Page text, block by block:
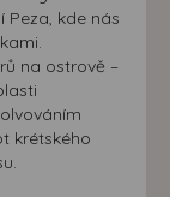
Peza, kde nás
na ostrově –
krétského